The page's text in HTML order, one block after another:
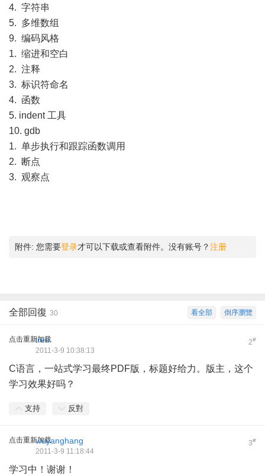
4. 字符串
5. 多维数组
9. 编码风格
1. 缩进和空白
2. 注释
3. 标识符命名
4. 函数
5. indent 工具
10. gdb
1. 单步执行和跟踪函数调用
2. 断点
3. 观察点
附件: 您需要登录才可以下载或查看附件。没有账号？注册
倒序瀏覽
看全部
全部回復 30
点击重新加载 2#
lren
2011-3-9 10:38:13
C语言，一站式学习最终PDF版，标题好给力。版主，这个
学习效果好吗？
支持 反對
点击重新加载 3#
wuyanghang
2011-3-9 11:18:44
学习中！谢谢！